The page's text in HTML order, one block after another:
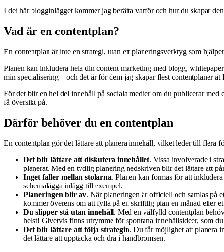
I det här blogginlägget kommer jag berätta varför och hur du skapar
Vad är en contentplan?
En contentplan är inte en strategi, utan ett planeringsverktyg som
Planen kan inkludera hela din content marketing med blogg,
min specialisering – och det är för dem jag skapar flest contentplaner åt
För det blir en hel del innehåll på sociala medier om du publicerar med
få översikt på.
Därför behöver du en contentplan
En contentplan gör det lättare att planera innehåll, vilket leder till flera
Det blir lättare att diskutera innehållet. Vissa involverade i
planerat. Med en tydlig planering nedskriven blir det lättare att
Inget faller mellan stolarna. Planen kan formas för att
schemalägga inlägg till exempel.
Planeringen blir av. När planeringen är officiell och samlas på
kommer överens om att fylla på en skriftlig plan en månad eller
Du slipper stå utan innehåll. Med en välfylld contentplan
helst! Givetvis finns utrymme för spontana innehållsidéer, som
Det blir lättare att följa strategin. Du får möjlighet att planera
det lättare att upptäcka och dra i handbromsen.